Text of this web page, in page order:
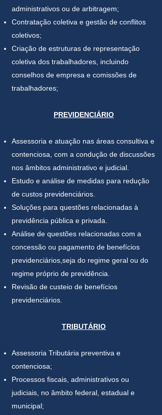
administrativos ou de arbitragem;
Contratação coletiva e gestão de conflitos
coletivos;
Criação de estruturas de representação
coletiva dos trabalhadores, incluindo
conselhos de empresa e comissões de
trabalhadores;
PREVIDENCIÁRIO
Assessoria e atuação nas áreas consultiva e
contenciosa, com a condução de discussões
nos âmbitos administrativo e judicial.
Estudo e análise de medidas para redução
de custos previdenciários.
Soluções para questões relacionadas à
previdência pública e privada.
Análise de questões relacionadas com a
concessão ou pagamento de benefícios
previdenciários,seja do regime geral ou do
regime próprio de previdência.
Revisão de custeio de benefícios
previdenciários.
TRIBUTÁRIO
Assessoria Tributária preventiva e
contenciosa;
Processos fiscais, administrativos ou
judiciais, no âmbito federal, estadual e
municipal;